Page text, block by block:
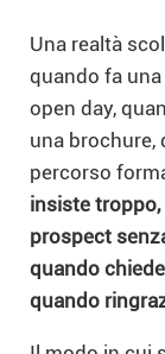
Una realtà
quando fa
open day,
una brochure,
percorso
insiste
prospect
quando
quando